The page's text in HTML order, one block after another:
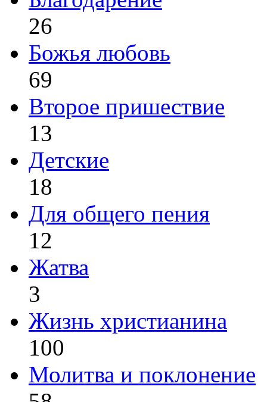
26
Божья любовь
69
Второе пришествие
13
Детские
18
Для общего пения
12
Жатва
3
Жизнь христианина
100
Молитва и поклонение